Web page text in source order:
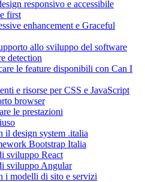
responsivo e accessibile
first
enhancement e Graceful
allo sviluppo del software
detection
le feature disponibili con Can I
e risorse per CSS e JavaScript
browser
le prestazioni
il design system .italia
Bootstrap Italia
sviluppo React
sviluppo Angular
i modelli di sito e servizi